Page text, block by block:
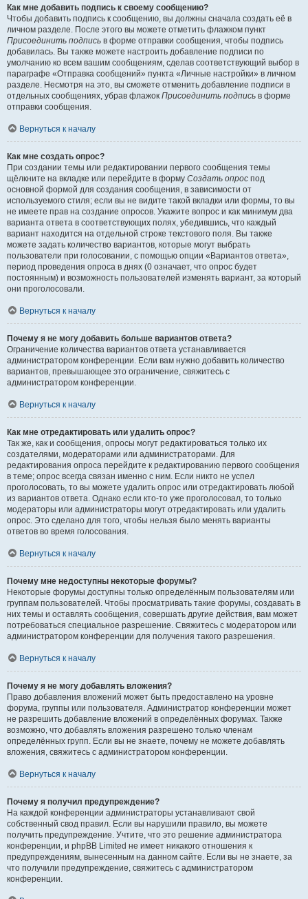
Как мне добавить подпись к своему сообщению?
Чтобы добавить подпись к сообщению, вы должны сначала создать её в
личном разделе. После этого вы можете отметить флажком пункт
Присоединить подпись в форме отправки сообщения, чтобы подпись
добавилась. Вы также можете настроить добавление подписи по
умолчанию ко всем вашим сообщениям, сделав соответствующий выбор в
параграфе «Отправка сообщений» пункта «Личные настройки» в личном
разделе. Несмотря на это, вы сможете отменить добавление подписи в
отдельных сообщениях, убрав флажок Присоединить подпись в форме
отправки сообщения.
Вернуться к началу
Как мне создать опрос?
При создании темы или редактировании первого сообщения темы
щёлкните на вкладке или перейдите в форму Создать опрос под
основной формой для создания сообщения, в зависимости от
используемого стиля; если вы не видите такой вкладки или формы, то вы
не имеете прав на создание опросов. Укажите вопрос и как минимум два
варианта ответа в соответствующих полях, убедившись, что каждый
вариант находится на отдельной строке текстового поля. Вы также
можете задать количество вариантов, которые могут выбрать
пользователи при голосовании, с помощью опции «Вариантов ответа»,
период проведения опроса в днях (0 означает, что опрос будет
постоянным) и возможность пользователей изменять вариант, за который
они проголосовали.
Вернуться к началу
Почему я не могу добавить больше вариантов ответа?
Ограничение количества вариантов ответа устанавливается
администратором конференции. Если вам нужно добавить количество
вариантов, превышающее это ограничение, свяжитесь с
администратором конференции.
Вернуться к началу
Как мне отредактировать или удалить опрос?
Так же, как и сообщения, опросы могут редактироваться только их
создателями, модераторами или администраторами. Для
редактирования опроса перейдите к редактированию первого сообщения
в теме; опрос всегда связан именно с ним. Если никто не успел
проголосовать, то вы можете удалить опрос или отредактировать любой
из вариантов ответа. Однако если кто-то уже проголосовал, то только
модераторы или администраторы могут отредактировать или удалить
опрос. Это сделано для того, чтобы нельзя было менять варианты
ответов во время голосования.
Вернуться к началу
Почему мне недоступны некоторые форумы?
Некоторые форумы доступны только определённым пользователям или
группам пользователей. Чтобы просматривать такие форумы, создавать в
них темы и оставлять сообщения, совершать другие действия, вам может
потребоваться специальное разрешение. Свяжитесь с модератором или
администратором конференции для получения такого разрешения.
Вернуться к началу
Почему я не могу добавлять вложения?
Право добавления вложений может быть предоставлено на уровне
форума, группы или пользователя. Администратор конференции может
не разрешить добавление вложений в определённых форумах. Также
возможно, что добавлять вложения разрешено только членам
определённых групп. Если вы не знаете, почему не можете добавлять
вложения, свяжитесь с администратором конференции.
Вернуться к началу
Почему я получил предупреждение?
На каждой конференции администраторы устанавливают свой
собственный свод правил. Если вы нарушили правило, вы можете
получить предупреждение. Учтите, что это решение администратора
конференции, и phpBB Limited не имеет никакого отношения к
предупреждениям, вынесенным на данном сайте. Если вы не знаете, за
что получили предупреждение, свяжитесь с администратором
конференции.